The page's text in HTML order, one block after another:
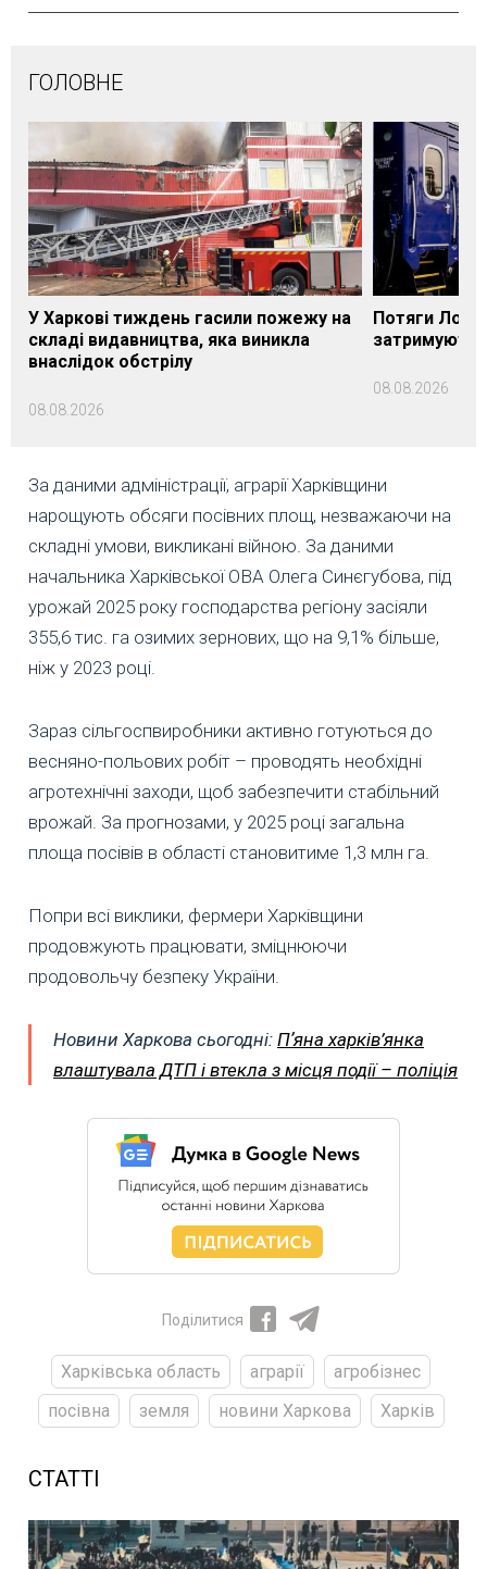
ГОЛОВНЕ
У Харкові тиждень гасили пожежу на
складі видавництва, яка виникла
внаслідок обстрілу
08.08.2026
Потяги
08.08.2026
За даними адміністрації, аграрії Харківщини
нарощують обсяги посівних площ, незважаючи на
складні умови, викликані війною. За даними
начальника Харківської ОВА Олега Синєгубова, під
урожай 2025 року господарства регіону засіяли
355,6 тис. га озимих зернових, що на 9,1% більше,
ніж у 2023 році.
Зараз сільгоспвиробники активно готуються до
весняно-польових робіт – проводять необхідні
агротехнічні заходи, щоб забезпечити стабільний
врожай. За прогнозами, у 2025 році загальна
площа посівів в області становитиме 1,3 млн га.
Попри всі виклики, фермери Харківщини
продовжують працювати, зміцнюючи
продовольчу безпеку України.
Новини Харкова сьогодні: Пʼяна харків’янка
влаштувала ДТП і втекла з місця події – поліція
Поділитися
Харківська область аграрії
агробізнес
посівна
земля новини Харкова Харків
СТАТТІ